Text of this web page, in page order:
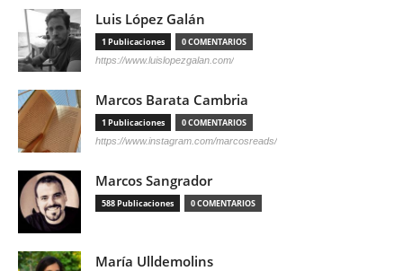
Luis López Galán
1 Publicaciones 0 COMENTARIOS
https://www.luislopezgalan.com/
Marcos Barata Cambria
1 Publicaciones 0 COMENTARIOS
https://www.instagram.com/marcosreads/
Marcos Sangrador
588 Publicaciones 0 COMENTARIOS
María Ulldemolins